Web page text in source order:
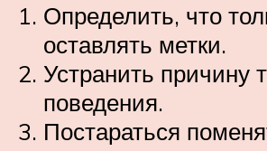
Определить, что
оставлять метки.
Устранить причину
поведения.
Постараться